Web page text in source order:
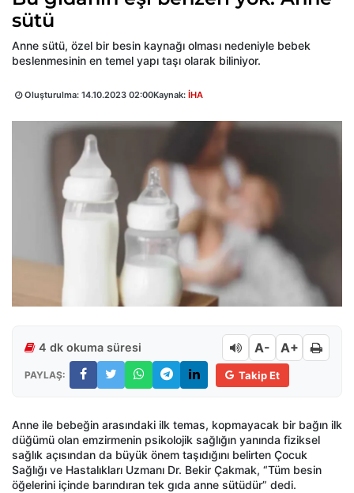
sütü
Anne sütü, özel bir besin kaynağı olması nedeniyle bebek
beslenmesinin en temel yapı taşı olarak biliniyor.
Oluşturulma: 14.10.2023 02:00Kaynak: İHA
4 dk okuma süresi A- A+
PAYLAŞ: Takip Et
Anne ile bebeğin arasındaki ilk temas, kopmayacak bir bağın ilk
düğümü olan emzirmenin psikolojik sağlığın yanında fiziksel
sağlık açısından da büyük önem taşıdığını belirten Çocuk
Sağlığı ve Hastalıkları Uzmanı Dr. Bekir Çakmak, “Tüm besin
öğelerini içinde barındıran tek gıda anne sütüdür” dedi.